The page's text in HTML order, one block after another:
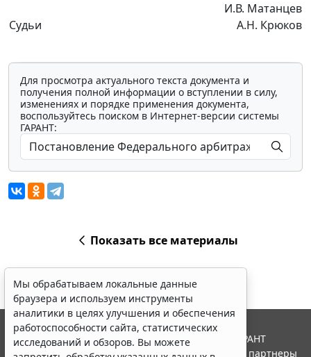
Судьи
И.В. Матанцев
А.Н. Крюков
Для просмотра актуального текста документа и
получения полной информации о вступлении в силу,
изменениях и порядке применения документа,
воспользуйтесь поиском в Интернет-версии системы
ГАРАНТ:
Показать все материалы
Мы обрабатываем локальные данные
браузера и используем инструменты
аналитики в целях улучшения и обеспечения
работоспособности сайта, статистических
исследований и обзоров. Вы можете
© ООО "НПП "ГАРАНТ-СЕРВИС", 2026. Система ГАРАНТ
выпускается с 1990 года. Компания "Гарант" и ее партнеры